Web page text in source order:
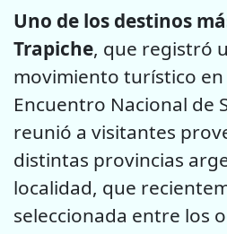
Uno de los destinos
Trapiche, que registró
movimiento turístico en
Encuentro Nacional de
reunió a visitantes
distintas provincias
localidad, que
seleccionada entre los